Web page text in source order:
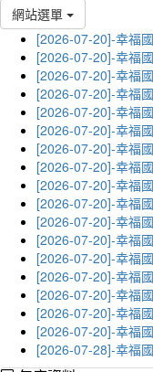
網站選單
[2026-07-20]-幸福
[2026-07-20]-幸福
[2026-07-20]-幸福
[2026-07-20]-幸福
[2026-07-20]-幸福
[2026-07-20]-幸福
[2026-07-20]-幸福
[2026-07-20]-幸福
[2026-07-20]-幸福
[2026-07-20]-幸福
[2026-07-20]-幸福
[2026-07-20]-幸福
[2026-07-20]-幸福
[2026-07-20]-幸福
[2026-07-20]-幸福
[2026-07-20]-幸福
[2026-07-20]-幸福
[2026-07-28]-幸福